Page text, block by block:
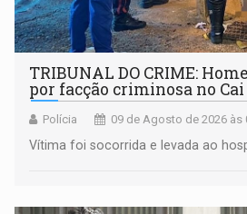
TRIBUNAL DO CRIME:
por facção criminosa no
Polícia 09 de Agosto de 2026 às
Vítima foi socorrida e levada ao